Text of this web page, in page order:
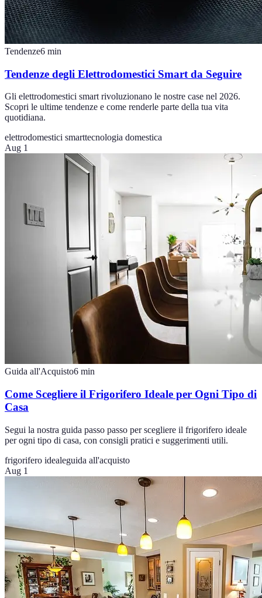
Tendenze6 min
Tendenze degli Elettrodomestici Smart da Seguire
Gli elettrodomestici smart rivoluzionano le nostre case nel 2026.
Scopri le ultime tendenze e come renderle parte della tua vita
quotidiana.
elettrodomestici smarttecnologia domestica
Aug 1
Guida all'Acquisto6 min
Come Scegliere il Frigorifero Ideale per Ogni Tipo di
Casa
Segui la nostra guida passo passo per scegliere il frigorifero ideale
per ogni tipo di casa, con consigli pratici e suggerimenti utili.
frigorifero idealeguida all'acquisto
Aug 1